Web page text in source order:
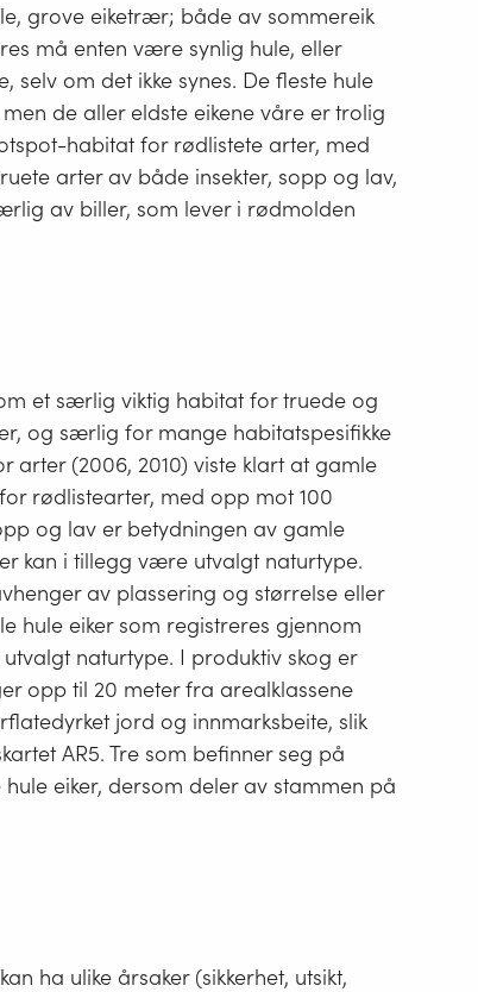
grove eiketrær; både av sommereik
må enten være synlig hule, eller
om det ikke synes. De fleste hule
de aller eldste eikene våre er trolig
habitat for rødlistete arter, med
arter av både insekter, sopp og lav,
av biller, som lever i rødmolden
et særlig viktig habitat for truede og
og særlig for mange habitatspesifikke
arter (2006, 2010) viste klart at gamle
rødlistearter, med opp mot 100
og lav er betydningen av gamle
kan i tillegg være utvalgt naturtype.
av plassering og størrelse eller
hule eiker som registreres gjennom
naturtype. I produktiv skog er
opp til 20 meter fra arealklassene
jord og innmarksbeite, slik
AR5. Tre som befinner seg på
eiker, dersom deler av stammen på
ha ulike årsaker (sikkerhet, utsikt,